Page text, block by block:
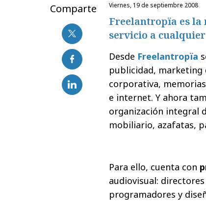
Comparte viernes, 19 de septiembre 2008
Freelantropïa es la
servicio a
Desde Freelantropïa
publicidad,
corporativa,
e internet. Y ahora
organización integral
mobiliario, azafatas,
Para ello, cuenta con
audiovisual:
programadores y